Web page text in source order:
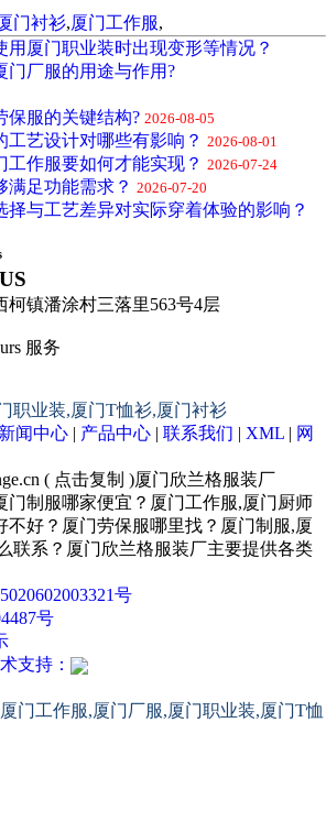
门衬衫,厦门工作服,
用厦门职业装时出现变形等情况？
门厂服的用途与作用?
保服的关键结构? 2026-08-05
艺设计对哪些有影响？ 2026-08-01
作服要如何才能实现？ 2026-07-24
满足功能需求？ 2026-07-20
择与工艺差异对实际穿着体验的影响？
柯镇潘涂村三落里563号4层
服务
职业装,厦门T恤衫,厦门衬衫
新闻中心 | 产品中心 | 联系我们 | XML | 网
( 点击复制 )厦门欣兰格服装厂
门制服哪家便宜？厦门工作服,厦门厨师
不好？厦门劳保服哪里找？厦门制服,厦
联系？厦门欣兰格服装厂主要提供各类
号
号
支持：
门工作服,厦门厂服,厦门职业装,厦门T恤